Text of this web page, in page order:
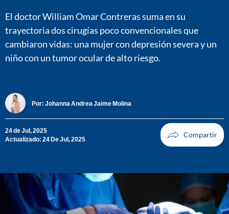
El doctor William Omar Contreras suma en su
trayectoria dos cirugías poco convencionales que
cambiaron vidas: una mujer con depresión severa y un
niño con un tumor ocular de alto riesgo.
Por: Johanna Andrea Jaime Molina
24 de Jul, 2025
Actualizado: 24 De Jul, 2025